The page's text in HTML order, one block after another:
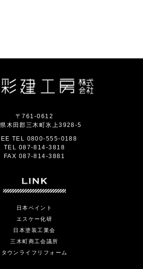
〒761-0612
木田郡三木町氷上3928-5
TEL 0800-555-0188
TEL 087-814-3818
FAX 087-814-3881
日本ペイント
エスケー化研
日本塗装工業会
三木町商工会議所
タウンライフリフォーム